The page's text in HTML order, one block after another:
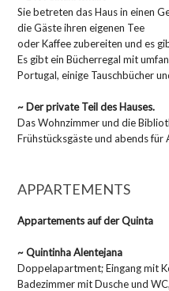
Sie betreten das Haus in einen
die Gäste ihren eigenen Tee
oder Kaffee zubereiten und es
Es gibt ein Bücherregal mit
Portugal, einige Tauschbücher
~ Der private Teil des Hauses.
Das Wohnzimmer und die
Frühstücksgäste und abends für
APPARTEMENTS
Appartements auf der Quinta
~ Quintinha Alentejana
Doppelapartment; Eingang mit
Badezimmer mit Dusche und